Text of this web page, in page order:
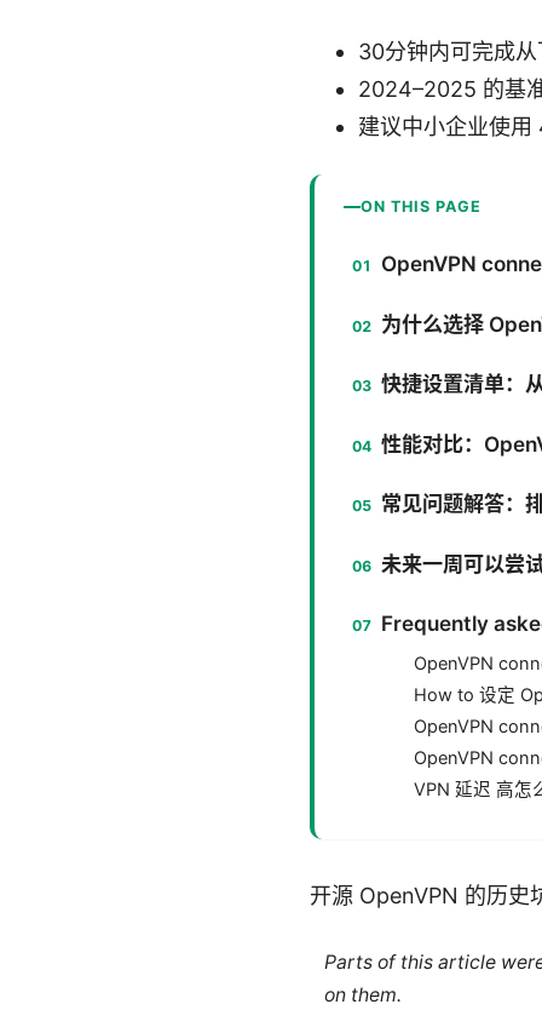
30分钟内可完成
2024–2025 的基
建议中小企业使用
ON THIS PAGE
OpenVPN
为什么选择
快捷设置清单：
性能对比：
常见问题解答：
未来一周可以尝
Frequently
OpenVPN
How to 设定
OpenVPN
OpenVPN
VPN 延迟 高怎
开源 OpenVPN 的历史
Parts of this article
on them.